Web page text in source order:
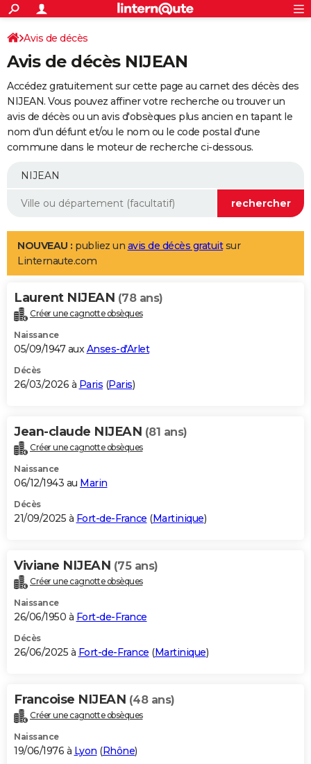
ACTUALITÉS
Politique
Société
Faits Divers
Education
Monde
Villes
+
SPORT
Coupe du monde 2026
Football
Tennis
Cyclisme
Rugby
Forum
Programme TV
TNT
Streaming
Cinéma
Sorties cinéma
Musique
+
FINANCE
Retraite
Epargne
Immobilier
Risques naturels par ville
Banque
Assurance
AUTO
Essais
Réserver un essai
Citadines
Berlines
SUV
Forum auto
+
Mobiles
Meilleur smartphone
Internet
Ordinateurs
Jeux vidéo
Guide high-tech
Aménagement intérieur
LIFESTYLE
Art de vivre
Bien-être
Loisirs
Mode
Modes de vie
Alimentation
Guide de la santé
Maladies
Médicaments
Sommeil
VOYAGE
Destinations
City break
Voyage nature
Voyage de noces
Forum
Climat
+PHOTO
GUIDES D'ACHAT
BONS PLANS
Carte de Noël
Carte Bonne année
Carte Saint-Valentin
Carte Pâques
Carte d'anniversaire
DICTIONNAIRE
Dictionnaire
Biographies
Citations
Expressions
Proverbes
PROGRAMME TV
S'inscrire
Se connecter
Lycées
Collèges
Primaires
Universités
Entreprises
Service militaire
Avis de recherche
AVIS DE DÉCÈS
Bricolage
Lifestyle
Culture
Sport
Auto
Television
Voyage
Cinema
Avis de décès
Avis de décès NIJEAN
Accédez gratuitement sur cette page au carnet des décès des
NIJEAN. Vous pouvez affiner votre recherche ou trouver un
avis de décès ou un avis d'obsèques plus ancien en tapant le
nom d'un défunt et/ou le nom ou le code postal d'une
commune dans le moteur de recherche ci-dessous.
NOUVEAU : publiez un avis de décès gratuitsur
Linternaute.com
Laurent NIJEAN (78 ans)
Créer une cagnotte obsèques
Naissance
05/09/1947 auxAnses-d'Arlet
Décès
26/03/2026 à Paris (Paris)
Jean-claude NIJEAN (81 ans)
Créer une cagnotte obsèques
Naissance
06/12/1943 au Marin
Décès
21/09/2025 à Fort-de-France (Martinique)
Viviane NIJEAN (75 ans)
Créer une cagnotte obsèques
Naissance
26/06/1950 à Fort-de-France
Décès
26/06/2025 à Fort-de-France (Martinique)
Francoise NIJEAN (48 ans)
Créer une cagnotte obsèques
Naissance
19/06/1976 à Lyon (Rhône)